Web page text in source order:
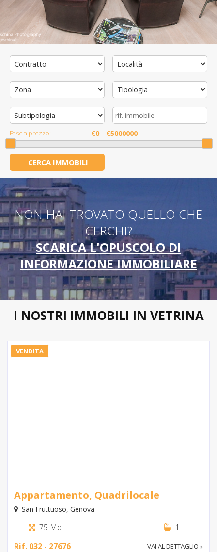
Fascia prezzo:
NON HAI TROVATO QUELLO CHE
CERCHI?
SCARICA L'OPUSCOLO DI
INFORMAZIONE IMMOBILIARE
I NOSTRI IMMOBILI IN VETRINA
VENDITA
Appartamento, Quadrilocale
San Fruttuoso, Genova
75 Mq
1
Rif. 032 - 27676
VAI AL DETTAGLIO »